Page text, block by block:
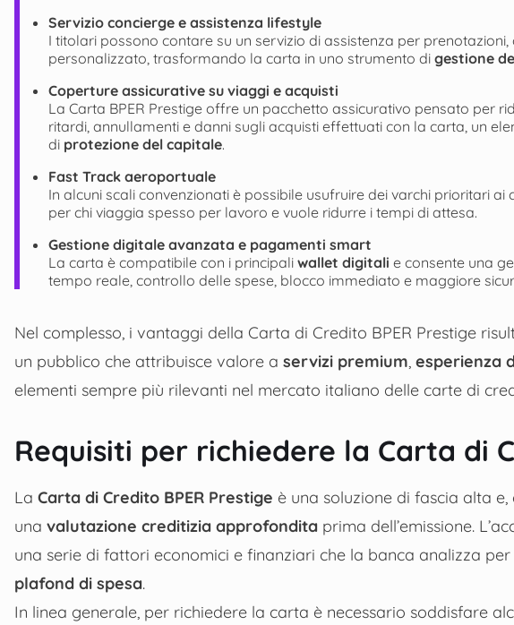
Servizio concierge e assistenza lifestyle
I titolari possono contare su un servizio di assistenza per
personalizzato, trasformando la carta in uno strumento di gestione
Coperture assicurative su viaggi e acquisti
La Carta BPER Prestige offre un pacchetto assicurativo pensato per
ritardi, annullamenti e danni sugli acquisti effettuati con la carta, un
di protezione del capitale.
Fast Track aeroportuale
In alcuni scali convenzionati è possibile usufruire dei varchi prioritari
per chi viaggia spesso per lavoro e vuole ridurre i tempi di attesa.
Gestione digitale avanzata e pagamenti smart
La carta è compatibile con i principali wallet digitali e consente una
tempo reale, controllo delle spese, blocco immediato e maggiore
Nel complesso, i vantaggi della Carta di Credito BPER Prestige
un pubblico che attribuisce valore a servizi premium esperienza
elementi sempre più rilevanti nel mercato italiano delle carte di
Requisiti per richiedere la Carta di
La Carta di Credito BPER Prestige è una soluzione di fascia alta
una valutazione creditizia approfondita prima dell’emissione.
una serie di fattori economici e finanziari che la banca analizza per
plafond di spesa.
In linea generale, per richiedere la carta è necessario soddisfare